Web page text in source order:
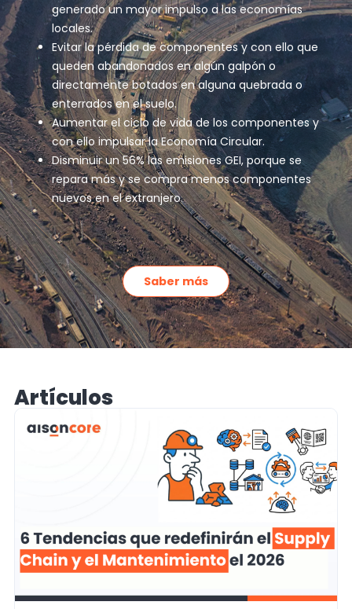
generado un mayor impulso a las economías
locales.
Evitar la pérdida de componentes y con ello que
queden abandonados en algún galpón o
directamente botados en alguna quebrada o
enterrados en el suelo.
Aumentar el ciclo de vida de los componentes y
con ello impulsar la Economía Circular.
Disminuir un 56% las emisiones GEI, porque se
repara más y se compra menos componentes
nuevos en el extranjero.
Saber más
Artículos